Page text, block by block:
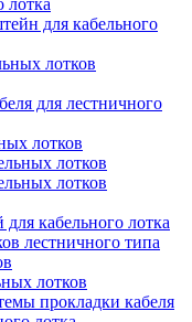
лотка
для кабельного
лотков
для лестничного
лотков
лотков
лотков
кабельного лотка
лестничного типа
лотков
прокладки кабеля